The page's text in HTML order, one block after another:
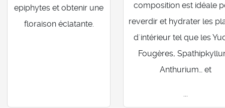
epiphytes et obtenir une
floraison éclatante.
composition est idéale
reverdir et hydrater les
d´intérieur tel que les
Fougères,
Anthurium… et
...